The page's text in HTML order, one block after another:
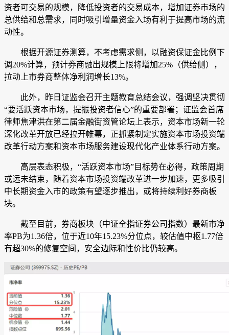
资者可交易的规模，降低投资者的交易成本，增加证券市场的
总供给和总需求，同时吸引增量资金入场有利于提高市场的流
动性。
根据开源证券测算，不考虑需求侧，以融资保证金比例下
调20%计算，预计券商融出规模上限将增加25%（供给侧），
拉动上市券商整体净利润增长13%。
此外，昨日证监会召开主题教育总结会议，强调坚决贯彻
“要活跃资本市场，提振投资者信心”的重要部署；证监会首席
律师焦津洪在第二届金融街资管论坛上表示，资本市场新一轮
深化改革开放已经拉开帷幕，正抓紧制定实施资本市场投资端
改革行动方案和资本市场服务建设现代化产业体系行动方案。
高层表态积极，“活跃资本市场”目标势在必得，政策周期
或远未结束，随着资本市场投资端改革进一步加速，更多吸引
中长期资金入市的政策有望逐步推出，或将持续利好券商板
块。
截至目前，券商板块（中证全指证券公司指数）最新市净
率PB为1.36倍，位于近10年15.23%分位点，较估值中枢1.77倍
有超30%的修复空间，安全边际和性价比仍较高。